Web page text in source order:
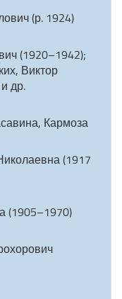
(р. 1924)
(1920–1942);
Виктор
др.
Кармоза
(1917
(1905–1970)